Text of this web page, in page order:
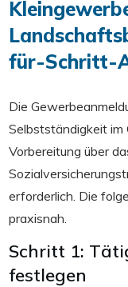
für-Schritt-
Die
Selbstständigkeit im
Vorbereitung über
erforderlich. Die
praxisnah.
Schritt 1:
festlegen